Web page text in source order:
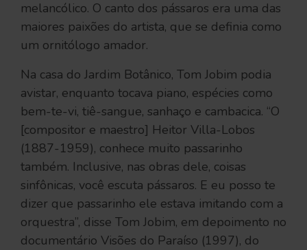
melancólico. O canto dos pássaros era uma das
maiores paixões do artista, que se definia como
um ornitólogo amador.
Na casa do Jardim Botânico, Tom Jobim podia
avistar, enquanto tocava piano, espécies como
bem-te-vi, tiê-sangue, sanhaço e cambacica. “O
[compositor e maestro] Heitor Villa-Lobos
(1887-1959), conhece muito passarinho
também. Inclusive, nas obras dele, coisas
sinfônicas, você escuta pássaros. E eu posso te
dizer que passarinho ele estava imitando com a
orquestra”, disse Tom Jobim, em depoimento no
documentário Visões do Paraíso (1997), do